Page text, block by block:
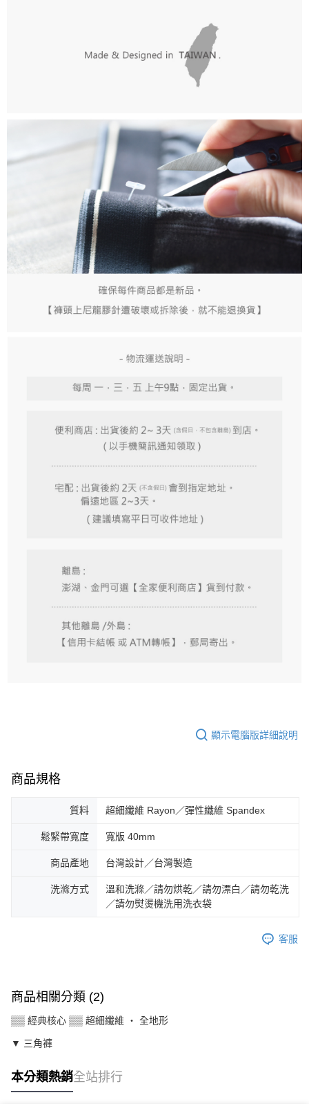
顯示電腦版詳細說明
商品規格
質料 超細纖維 Rayon／彈性纖維 Spandex
鬆緊帶寬度 寬版 40mm
商品產地 台灣設計／台灣製造
洗滌方式
溫和洗滌／請勿烘乾／請勿漂白／請勿乾洗
／請勿熨燙機洗用洗衣袋
客服
商品相關分類 (2)
▒▒ 經典核心 ▒▒ 超細纖維 ‧ 全地形
▼ 三角褲
本分類熱銷全站排行